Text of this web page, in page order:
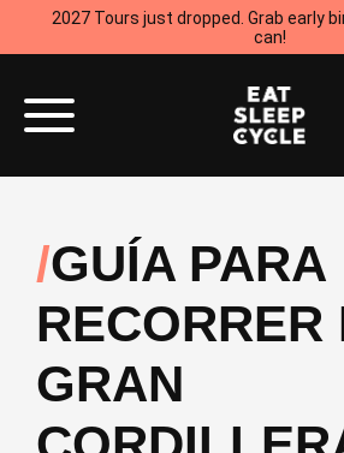
2027 Tours just dropped. Grab early
can!
GUÍA PARA
RECORRER
GRAN